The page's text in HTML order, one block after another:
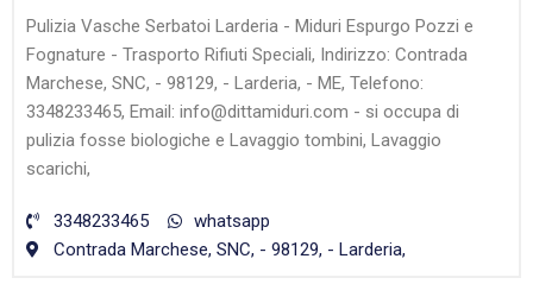
Pulizia Vasche Serbatoi Larderia - Miduri Espurgo Pozzi e
Fognature - Trasporto Rifiuti Speciali, Indirizzo: Contrada
Marchese, SNC, - 98129, - Larderia, - ME, Telefono:
3348233465, Email: info@dittamiduri.com - si occupa di
pulizia fosse biologiche e Lavaggio tombini, Lavaggio
scarichi,
3348233465
whatsapp
Contrada Marchese, SNC, - 98129, - Larderia,